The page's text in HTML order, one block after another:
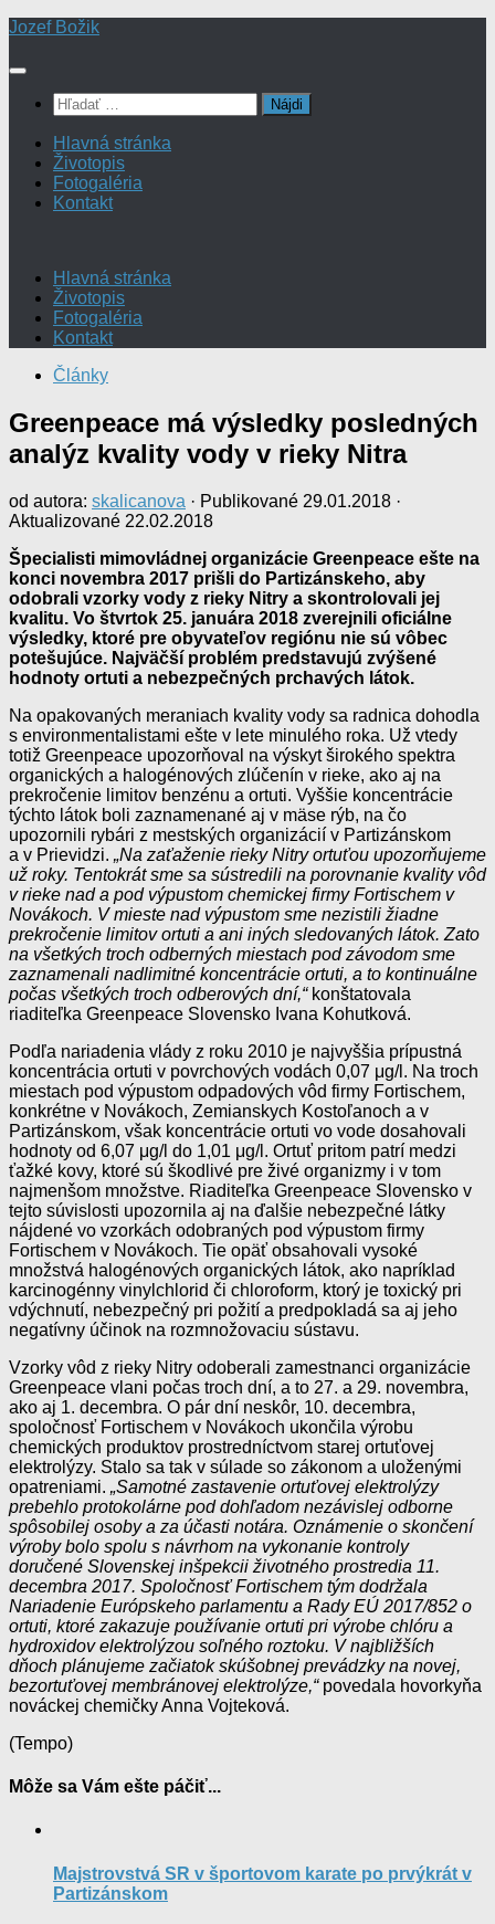
Preskočiť
obsah
Jozef Božik
Hľadať:
Hlavná stránka
Životopis
Fotogaléria
Kontakt
Hlavná stránka
Životopis
Fotogaléria
Kontakt
Články
Greenpeace má výsledky posledných
analýz kvality vody v rieky Nitra
od autora: skalicanova · Publikované 29.01.2018 ·
Aktualizované 22.02.2018
Špecialisti mimovládnej organizácie Greenpeace ešte na
konci novembra 2017 prišli do Partizánskeho, aby
odobrali vzorky vody z rieky Nitry a skontrolovali jej
kvalitu. Vo štvrtok 25. januára 2018 zverejnili oficiálne
výsledky, ktoré pre obyvateľov regiónu nie sú vôbec
potešujúce. Najväčší problém predstavujú zvýšené
hodnoty ortuti a nebezpečných prchavých látok.
Na opakovaných meraniach kvality vody sa radnica dohodla
s environmentalistami ešte v lete minulého roka. Už vtedy
totiž Greenpeace upozorňoval na výskyt širokého spektra
organických a halogénových zlúčenín v rieke, ako aj na
prekročenie limitov benzénu a ortuti. Vyššie koncentrácie
týchto látok boli zaznamenané aj v mäse rýb, na čo
upozornili rybári z mestských organizácií v Partizánskom
a v Prievidzi. „Na zaťaženie rieky Nitry ortuťou upozorňujeme
už roky. Tentokrát sme sa sústredili na porovnanie kvality vôd
v rieke nad a pod výpustom chemickej firmy Fortischem v
Novákoch. V mieste nad výpustom sme nezistili žiadne
prekročenie limitov ortuti a ani iných sledovaných látok. Zato
na všetkých troch odberných miestach pod závodom sme
zaznamenali nadlimitné koncentrácie ortuti, a to kontinuálne
počas všetkých troch odberových dní,“konštatovala
riaditeľka Greenpeace Slovensko Ivana Kohutková.
Podľa nariadenia vlády z roku 2010 je najvyššia prípustná
koncentrácia ortuti v povrchových vodách 0,07 μg/l. Na troch
miestach pod výpustom odpadových vôd firmy Fortischem,
konkrétne v Novákoch, Zemianskych Kostoľanoch a v
Partizánskom, však koncentrácie ortuti vo vode dosahovali
hodnoty od 6,07 μg/l do 1,01 μg/l. Ortuť pritom patrí medzi
ťažké kovy, ktoré sú škodlivé pre živé organizmy i v tom
najmenšom množstve. Riaditeľka Greenpeace Slovensko v
tejto súvislosti upozornila aj na ďalšie nebezpečné látky
nájdené vo vzorkách odobraných pod výpustom firmy
Fortischem v Novákoch. Tie opäť obsahovali vysoké
množstvá halogénových organických látok, ako napríklad
karcinogénny vinylchlorid či chloroform, ktorý je toxický pri
vdýchnutí, nebezpečný pri požití a predpokladá sa aj jeho
negatívny účinok na rozmnožovaciu sústavu.
Vzorky vôd z rieky Nitry odoberali zamestnanci organizácie
Greenpeace vlani počas troch dní, a to 27. a 29. novembra,
ako aj 1. decembra. O pár dní neskôr, 10. decembra,
spoločnosť Fortischem v Novákoch ukončila výrobu
chemických produktov prostredníctvom starej ortuťovej
elektrolýzy. Stalo sa tak v súlade so zákonom a uloženými
opatreniami. „Samotné zastavenie ortuťovej elektrolýzy
prebehlo protokolárne pod dohľadom nezávislej odborne
spôsobilej osoby a za účasti notára. Oznámenie o skončení
výroby bolo spolu s návrhom na vykonanie kontroly
doručené Slovenskej inšpekcii životného prostredia 11.
decembra 2017. Spoločnosť Fortischem tým dodržala
Nariadenie Európskeho parlamentu a Rady EÚ 2017/852 o
ortuti, ktoré zakazuje používanie ortuti pri výrobe chlóru a
hydroxidov elektrolýzou soľného roztoku. V najbližších
dňoch plánujeme začiatok skúšobnej prevádzky na novej,
bezortuťovej membránovej elektrolýze,“povedala hovorkyňa
nováckej chemičky Anna Vojteková.
(Tempo)
Môže sa Vám ešte páčiť...
Majstrovstvá SR v športovom karate po prvýkrát v
Partizánskom